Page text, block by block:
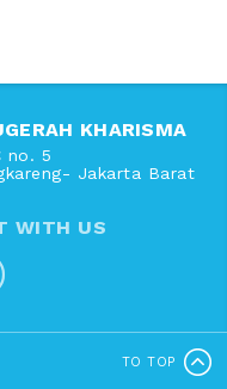
KHARISMA
no. 5
Jakarta Barat
WITH US
TO TOP